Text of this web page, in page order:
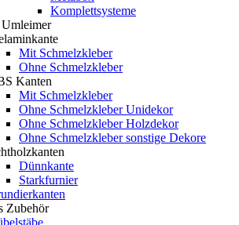
Komplettsysteme
Mit Schmelzkleber
Ohne Schmelzkleber
Kanten
Mit Schmelzkleber
Ohne Schmelzkleber Unidekor
Ohne Schmelzkleber Holzdekor
Ohne Schmelzkleber sonstige Dekore
Dünnkante
Starkfurnier
Zubehör